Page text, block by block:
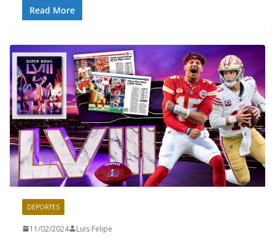
Read More
DEPORTES
11/02/2024 Luis Felipe